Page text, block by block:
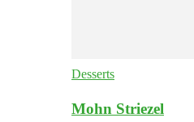
Desserts
Mohn Striezel